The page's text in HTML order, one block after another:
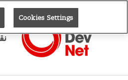
Cookies Settings